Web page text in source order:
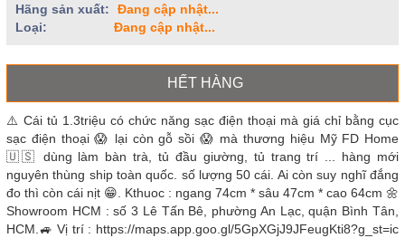
Hãng sản xuất:
Đang cập nhật...
Loại:
Đang cập nhật...
HẾT HÀNG
⚠️ Cái tủ 1.3triệu có chức năng sạc điện thoại mà giá chỉ bằng cục
sạc điện thoại 😱 lại còn gỗ sồi 😱 mà thương hiệu Mỹ FD Home
🇺🇸 dùng làm bàn trà, tủ đầu giường, tủ trang trí ... hàng mới
nguyên thùng ship toàn quốc. số lượng 50 cái. Ai còn suy nghĩ đắng
đo thì còn cái nịt 😁. Kthuoc : ngang 74cm * sâu 47cm * cao 64cm 🌼
Showroom HCM : số 3 Lê Tấn Bê, phường An Lạc, quận Bình Tân,
HCM.🚙 Vị trí : https://maps.app.goo.gl/5GpXGjJ9JFeugKti8?g_st=ic